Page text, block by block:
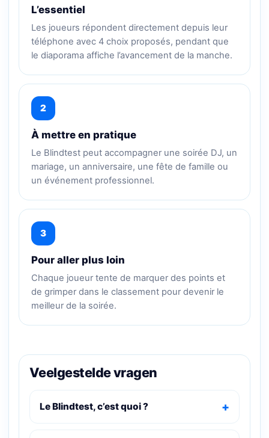
L’essentiel
Les joueurs répondent directement depuis leur
téléphone avec 4 choix proposés, pendant que
le diaporama affiche l’avancement de la manche.
2
À mettre en pratique
Le Blindtest peut accompagner une soirée DJ, un
mariage, un anniversaire, une fête de famille ou
un événement professionnel.
3
Pour aller plus loin
Chaque joueur tente de marquer des points et
de grimper dans le classement pour devenir le
meilleur de la soirée.
Veelgestelde vragen
Le Blindtest, c’est quoi ?